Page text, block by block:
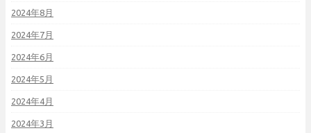
2024年8月
2024年7月
2024年6月
2024年5月
2024年4月
2024年3月